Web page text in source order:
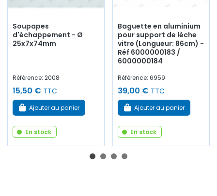
Soupapes
d'échappement - Ø
25x7x74mm
Référence: 2008
15,50 € TTC
Ajouter au panier
En stock
Baguette en aluminium
pour support de lèche
vitre (Longueur: 86cm) -
Réf 6000000183 /
6000000184
Référence: 6959
39,00 € TTC
Ajouter au panier
En stock